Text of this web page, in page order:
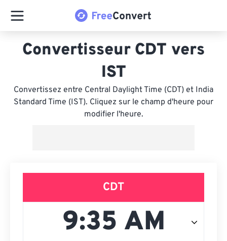
Convertisseur CDT vers
IST
Convertissez entre Central Daylight Time (CDT) et India
Standard Time (IST). Cliquez sur le champ d'heure pour
modifier l'heure.
CDT